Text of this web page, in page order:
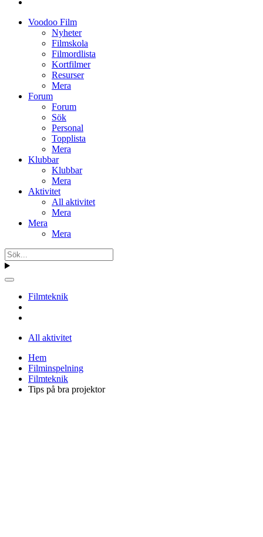
Voodoo Film
Nyheter
Filmskola
Filmordlista
Kortfilmer
Resurser
Mera
Forum
Forum
Sök
Personal
Topplista
Mera
Klubbar
Klubbar
Mera
Aktivitet
All aktivitet
Mera
Mera
Mera
Filmteknik
All aktivitet
Hem
Filminspelning
Filmteknik
Tips på bra projektor